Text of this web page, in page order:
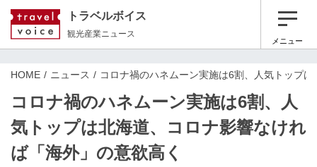
トラベルボイス
観光産業ニュース
メニュー
HOME ニュース コロナ禍のハネムーン実施は6割、人気トップ
コロナ禍のハネムーン実施は6割、人
気トップは北海道、コロナ影響なけれ
ば「海外」の意欲高く